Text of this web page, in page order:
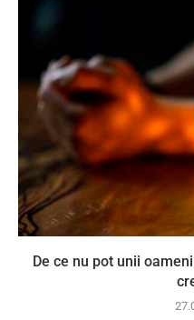
De ce nu pot unii